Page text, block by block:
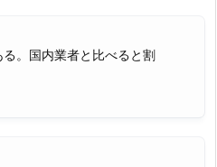
る。国内業者と比べると割